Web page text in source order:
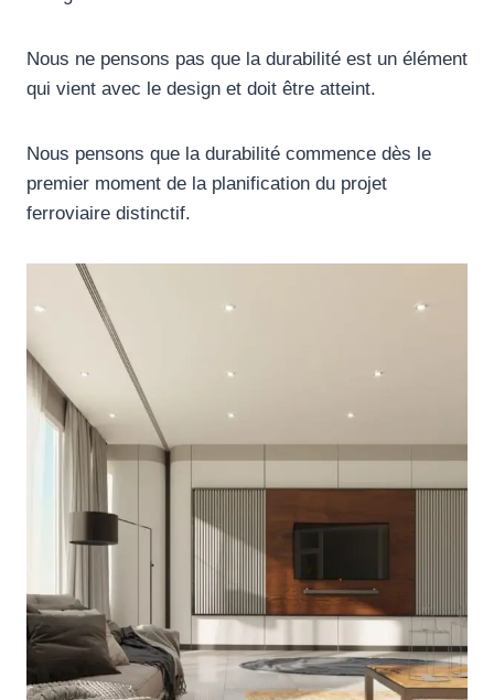
Nous ne pensons pas que la durabilité est un élément
qui vient avec le design et doit être atteint.
Nous pensons que la durabilité commence dès le
premier moment de la planification du projet
ferroviaire distinctif.